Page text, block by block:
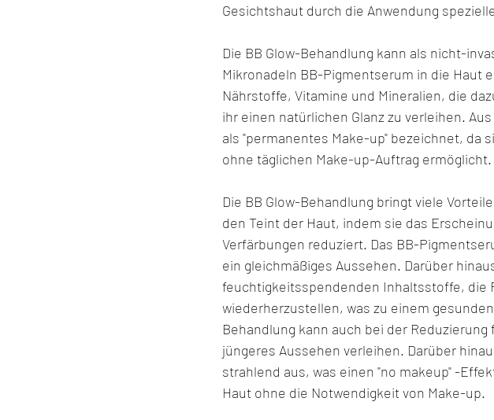
Gesichtshaut durch die Anwendung
Die BB Glow-Behandlung kann als nicht-
Mikronadeln BB-Pigmentserum in die Haut
Nährstoffe, Vitamine und Mineralien, die
ihr einen natürlichen Glanz zu verleihen.
als "permanentes Make-up" bezeichnet, da
ohne täglichen Make-up-Auftrag ermöglicht.
Die BB Glow-Behandlung bringt viele
den Teint der Haut, indem sie das
Verfärbungen reduziert. Das BB-
ein gleichmäßiges Aussehen. Darüber
feuchtigkeitsspendenden Inhaltsstoffe, die
wiederherzustellen, was zu einem
Behandlung kann auch bei der
jüngeres Aussehen verleihen. Darüber
strahlend aus, was einen "no makeup" -
Haut ohne die Notwendigkeit von Make-up.